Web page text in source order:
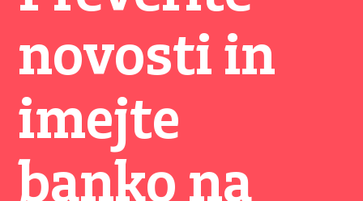
novosti in
imejte
banko na